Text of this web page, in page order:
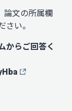
論文の所属欄
さい。
からご回答く